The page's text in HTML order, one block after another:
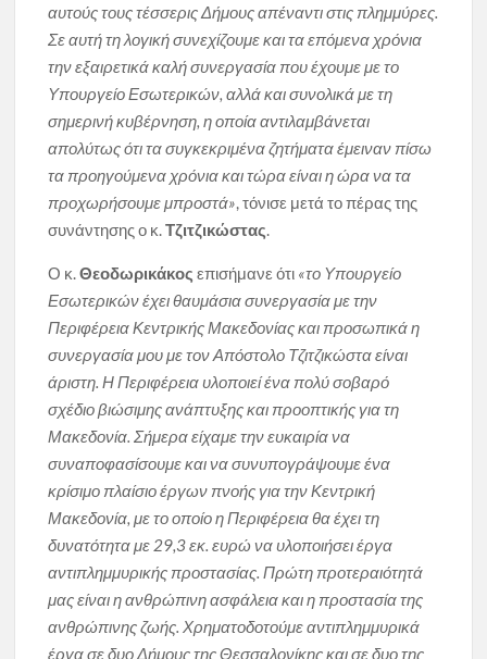
αυτούς τους τέσσερις Δήμους απέναντι στις πλημμύρες.
Σε αυτή τη λογική συνεχίζουμε και τα επόμενα χρόνια
την εξαιρετικά καλή συνεργασία που έχουμε με το
Υπουργείο Εσωτερικών, αλλά και συνολικά με τη
σημερινή κυβέρνηση, η οποία αντιλαμβάνεται
απολύτως ότι τα συγκεκριμένα ζητήματα έμειναν πίσω
τα προηγούμενα χρόνια και τώρα είναι η ώρα να τα
προχωρήσουμε μπροστά», τόνισε μετά το πέρας της
συνάντησης ο κ.Τζιτζικώστας.
Ο κ.Θεοδωρικάκος επισήμανε ότι «το Υπουργείο
Εσωτερικών έχει θαυμάσια συνεργασία με την
Περιφέρεια Κεντρικής Μακεδονίας και προσωπικά η
συνεργασία μου με τον Απόστολο Τζιτζικώστα είναι
άριστη. Η Περιφέρεια υλοποιεί ένα πολύ σοβαρό
σχέδιο βιώσιμης ανάπτυξης και προοπτικής για τη
Μακεδονία. Σήμερα είχαμε την ευκαιρία να
συναποφασίσουμε και να συνυπογράψουμε ένα
κρίσιμο πλαίσιο έργων πνοής για την Κεντρική
Μακεδονία, με το οποίο η Περιφέρεια θα έχει τη
δυνατότητα με 29,3 εκ. ευρώ να υλοποιήσει έργα
αντιπλημμυρικής προστασίας. Πρώτη προτεραιότητά
μας είναι η ανθρώπινη ασφάλεια και η προστασία της
ανθρώπινης ζωής. Χρηματοδοτούμε αντιπλημμυρικά
έργα σε δυο Δήμους της Θεσσαλονίκης και σε δυο της